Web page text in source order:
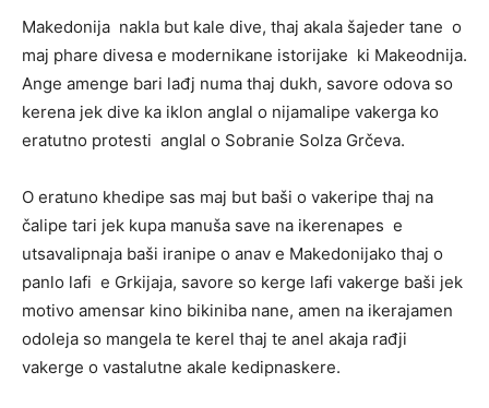
Makedonija nakla but kale dive, thaj akala šajeder tane o
maj phare divesa e modernikane istorijake ki Makeodnija.
Ange amenge bari lađj numa thaj dukh, savore odova so
kerena jek dive ka iklon anglal o nijamalipe vakerga ko
eratutno protesti anglal o Sobranie Solza Grčeva.
O eratuno khedipe sas maj but baši o vakeripe thaj na
čalipe tari jek kupa manuša save na ikerenapes e
utsavalipnaja baši iranipe o anav e Makedonijako thaj o
panlo lafi e Grkijaja, savore so kerge lafi vakerge baši jek
motivo amensar kino bikiniba nane, amen na ikerajamen
odoleja so mangela te kerel thaj te anel akaja rađji
vakerge o vastalutne akale kedipnaskere.